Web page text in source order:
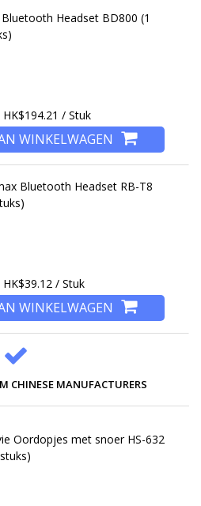
Headset BD800 (1
/ Stuk
WINKELWAGEN
Bluetooth Headset RB-T8
/ Stuk
WINKELWAGEN
CHINESE MANUFACTURERS
Oordopjes met snoer HS-632